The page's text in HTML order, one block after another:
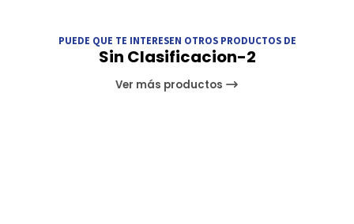
PUEDE QUE TE INTERESEN OTROS PRODUCTOS DE
Sin Clasificacion-2
Ver más productos